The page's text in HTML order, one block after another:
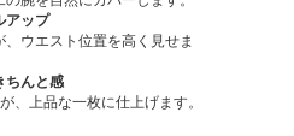
アップ
ウエスト位置を高く見せま
ちんと感
、上品な一枚に仕上げます。